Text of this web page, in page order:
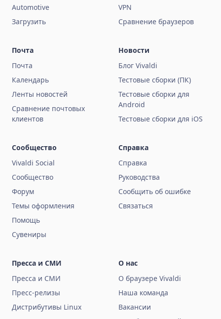
Automotive
Загрузить
VPN
Сравнение браузеров
Почта
Почта
Календарь
Ленты новостей
Сравнение почтовых
клиентов
Новости
Блог Vivaldi
Тестовые сборки (ПК)
Тестовые сборки для
Android
Тестовые сборки для iOS
Сообщество
Vivaldi Social
Сообщество
Форум
Темы оформления
Помощь
Сувениры
Справка
Справка
Руководства
Сообщить об ошибке
Связаться
Пресса и СМИ
Пресса и СМИ
Пресс-релизы
Дистрибутивы Linux
О нас
О браузере Vivaldi
Наша команда
Вакансии